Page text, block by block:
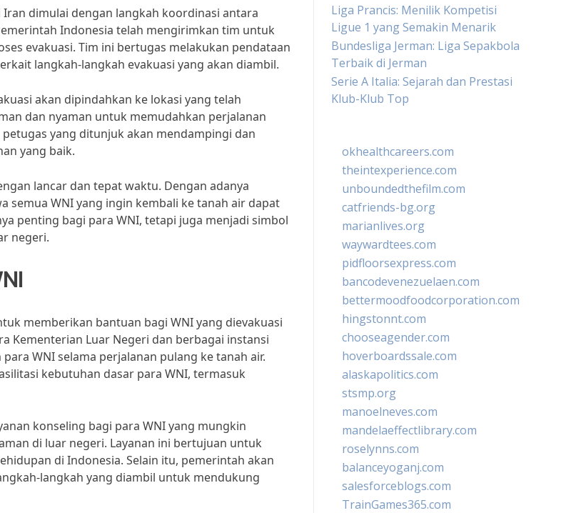
dimulai dengan langkah koordinasi antara
Indonesia telah mengirimkan tim untuk
evakuasi. Tim ini bertugas melakukan pendataan
langkah-langkah evakuasi yang akan diambil.
akan dipindahkan ke lokasi yang telah
dan nyaman untuk memudahkan perjalanan
yang ditunjuk akan mendampingi dan
yang baik.
lancar dan tepat waktu. Dengan adanya
WNI yang ingin kembali ke tanah air dapat
penting bagi para WNI, tetapi juga menjadi simbol
negeri.
memberikan bantuan bagi WNI yang dievakuasi
Kementerian Luar Negeri dan berbagai instansi
WNI selama perjalanan pulang ke tanah air.
kebutuhan dasar para WNI, termasuk
konseling bagi para WNI yang mungkin
di luar negeri. Layanan ini bertujuan untuk
di Indonesia. Selain itu, pemerintah akan
langkah yang diambil untuk mendukung
Liga Prancis: Menilik Kompetisi
Ligue 1 yang Semakin Menarik
Bundesliga Jerman: Liga Sepakbola
Terbaik di Jerman
Serie A Italia: Sejarah dan Prestasi
Klub-Klub Top
okhealthcareers.com
theintexperience.com
unboundedthefilm.com
catfriends-bg.org
marianlives.org
waywardtees.com
pidfloorsexpress.com
bancodevenezuelaen.com
bettermoodfoodcorporation.com
hingstonnt.com
chooseagender.com
hoverboardssale.com
alaskapolitics.com
stsmp.org
manoelneves.com
mandelaeffectlibrary.com
roselynns.com
balanceyoganj.com
salesforceblogs.com
TrainGames365.com